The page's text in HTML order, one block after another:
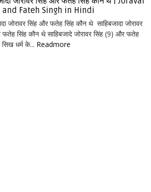
and Fateh Singh in Hindi
जोरावर सिंह और फतेह सिंह कौन थे साहिबजादा जोरावर
सिंह कौन थे साहिबजादे जोरावर सिंह (9) और फतेह
धर्म के... Readmore